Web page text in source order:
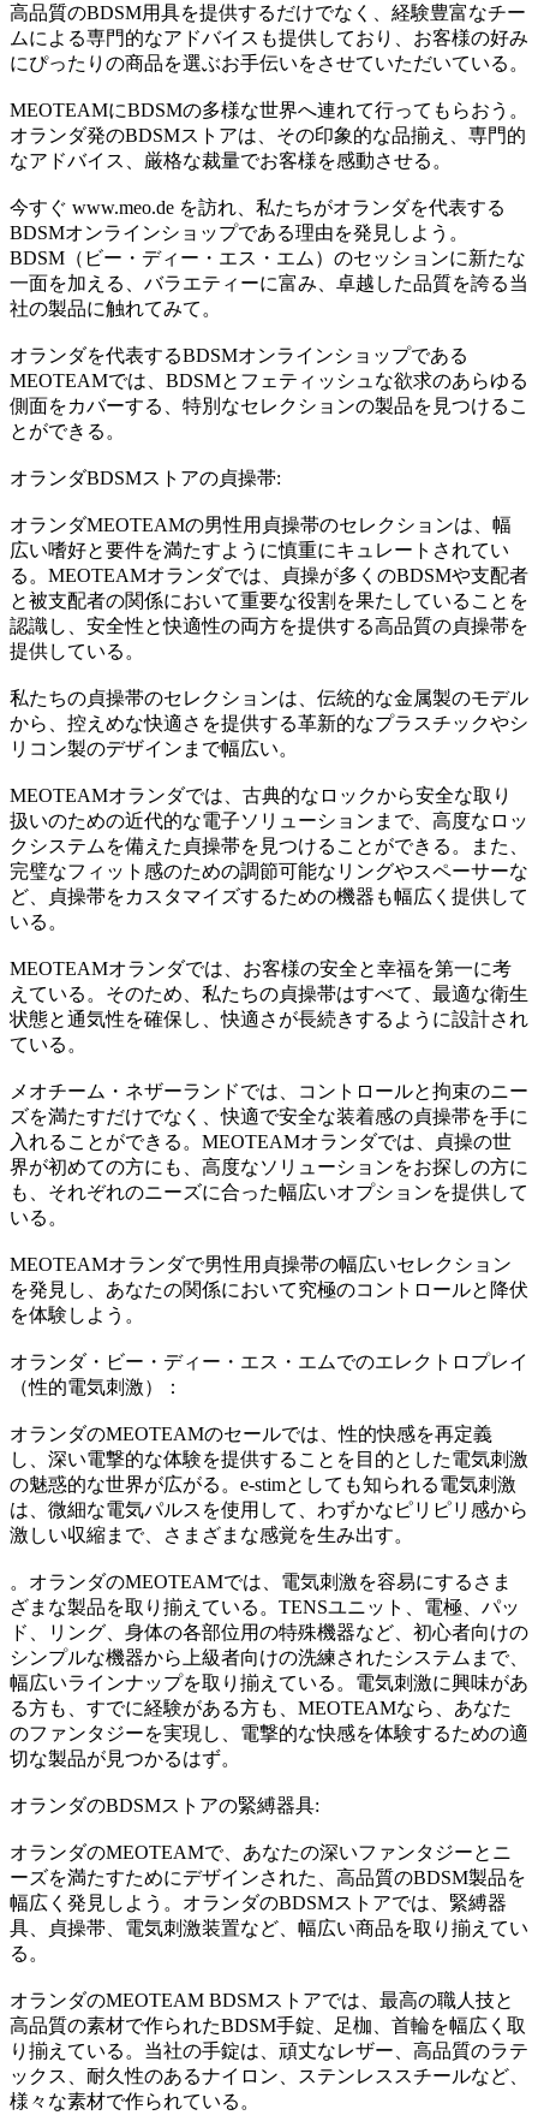
高品質のBDSM用具を提供するだけでなく、経験豊富なチー
ムによる専門的なアドバイスも提供しており、お客様の好み
にぴったりの商品を選ぶお手伝いをさせていただいている。
MEOTEAMにBDSMの多様な世界へ連れて行ってもらおう。
オランダ発のBDSMストアは、その印象的な品揃え、専門的
なアドバイス、厳格な裁量でお客様を感動させる。
今すぐ www.meo.de を訪れ、私たちがオランダを代表する
BDSMオンラインショップである理由を発見しよう。
BDSM（ビー・ディー・エス・エム）のセッションに新たな
一面を加える、バラエティーに富み、卓越した品質を誇る当
社の製品に触れてみて。
オランダを代表するBDSMオンラインショップである
MEOTEAMでは、BDSMとフェティッシュな欲求のあらゆる
側面をカバーする、特別なセレクションの製品を見つけるこ
とができる。
オランダBDSMストアの貞操帯:
オランダMEOTEAMの男性用貞操帯のセレクションは、幅
広い嗜好と要件を満たすように慎重にキュレートされてい
る。MEOTEAMオランダでは、貞操が多くのBDSMや支配者
と被支配者の関係において重要な役割を果たしていることを
認識し、安全性と快適性の両方を提供する高品質の貞操帯を
提供している。
私たちの貞操帯のセレクションは、伝統的な金属製のモデル
から、控えめな快適さを提供する革新的なプラスチックやシ
リコン製のデザインまで幅広い。
MEOTEAMオランダでは、古典的なロックから安全な取り
扱いのための近代的な電子ソリューションまで、高度なロッ
クシステムを備えた貞操帯を見つけることができる。また、
完璧なフィット感のための調節可能なリングやスペーサーな
ど、貞操帯をカスタマイズするための機器も幅広く提供して
いる。
MEOTEAMオランダでは、お客様の安全と幸福を第一に考
えている。そのため、私たちの貞操帯はすべて、最適な衛生
状態と通気性を確保し、快適さが長続きするように設計され
ている。
メオチーム・ネザーランドでは、コントロールと拘束のニー
ズを満たすだけでなく、快適で安全な装着感の貞操帯を手に
入れることができる。MEOTEAMオランダでは、貞操の世
界が初めての方にも、高度なソリューションをお探しの方に
も、それぞれのニーズに合った幅広いオプションを提供して
いる。
MEOTEAMオランダで男性用貞操帯の幅広いセレクション
を発見し、あなたの関係において究極のコントロールと降伏
を体験しよう。
オランダ・ビー・ディー・エス・エムでのエレクトロプレイ
（性的電気刺激）：
オランダのMEOTEAMのセールでは、性的快感を再定義
し、深い電撃的な体験を提供することを目的とした電気刺激
の魅惑的な世界が広がる。e-stimとしても知られる電気刺激
は、微細な電気パルスを使用して、わずかなピリピリ感から
激しい収縮まで、さまざまな感覚を生み出す。
。オランダのMEOTEAMでは、電気刺激を容易にするさま
ざまな製品を取り揃えている。TENSユニット、電極、パッ
ド、リング、身体の各部位用の特殊機器など、初心者向けの
シンプルな機器から上級者向けの洗練されたシステムまで、
幅広いラインナップを取り揃えている。電気刺激に興味があ
る方も、すでに経験がある方も、MEOTEAMなら、あなた
のファンタジーを実現し、電撃的な快感を体験するための適
切な製品が見つかるはず。
オランダのBDSMストアの緊縛器具:
オランダのMEOTEAMで、あなたの深いファンタジーとニ
ーズを満たすためにデザインされた、高品質のBDSM製品を
幅広く発見しよう。オランダのBDSMストアでは、緊縛器
具、貞操帯、電気刺激装置など、幅広い商品を取り揃えてい
る。
オランダのMEOTEAM BDSMストアでは、最高の職人技と
高品質の素材で作られたBDSM手錠、足枷、首輪を幅広く取
り揃えている。当社の手錠は、頑丈なレザー、高品質のラテ
ックス、耐久性のあるナイロン、ステンレススチールなど、
様々な素材で作られている。